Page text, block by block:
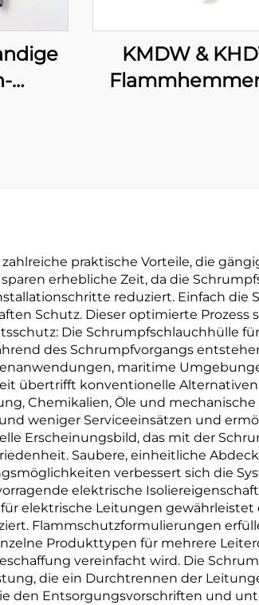
KMDW &
praktische Vorteile, die
erhebliche Zeit, da die
reduziert. Einfach die
Schutz. Dieser optimierte
Die Schrumpfschlauchhülle
des Schrumpfvorgangs
maritime
übertrifft konventionelle
Chemikalien, Öle und
weniger Serviceeinsätzen und
Erscheinungsbild, das mit der
Saubere, einheitliche
verbessert sich die
elektrische
elektrische Leitungen
Flammschutzformulierungen
Produkttypen für mehrere
vereinfacht wird. Die
die ein Durchtrennen der
den Entsorgungsvorschriften und